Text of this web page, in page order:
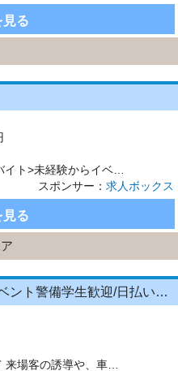
見る
スポンサー： 求人ボックス
見る
警備・交通誘導/時給2000円イベント警備学生歓迎/日払いOK/週0からWEB面接